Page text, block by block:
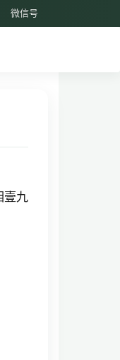
微信号
壹九